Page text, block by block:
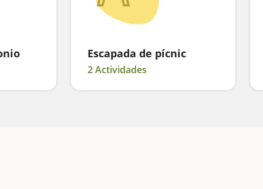
Escapada de pícnic
2 Actividades